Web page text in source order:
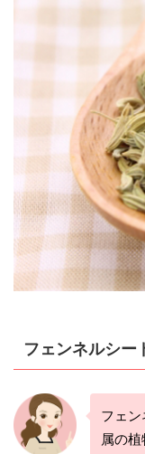
フェンネルシー
フェ
属の植